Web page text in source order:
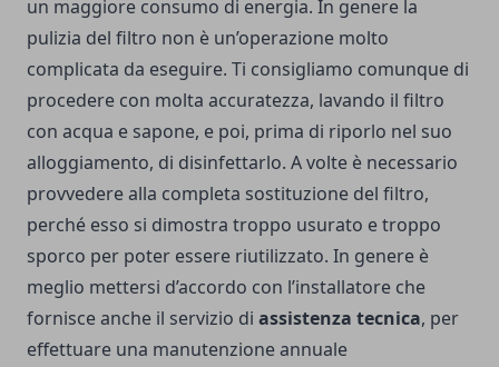
un maggiore consumo di energia. In genere la
pulizia del filtro non è un’operazione molto
complicata da eseguire. Ti consigliamo comunque di
procedere con molta accuratezza, lavando il filtro
con acqua e sapone, e poi, prima di riporlo nel suo
alloggiamento, di disinfettarlo. A volte è necessario
provvedere alla completa sostituzione del filtro,
perché esso si dimostra troppo usurato e troppo
sporco per poter essere riutilizzato. In genere è
meglio mettersi d’accordo con l’installatore che
fornisce anche il servizio di assistenza tecnica, per
effettuare una manutenzione annuale